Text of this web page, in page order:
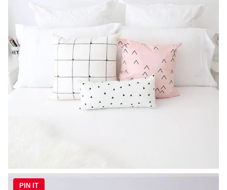
PIN IT